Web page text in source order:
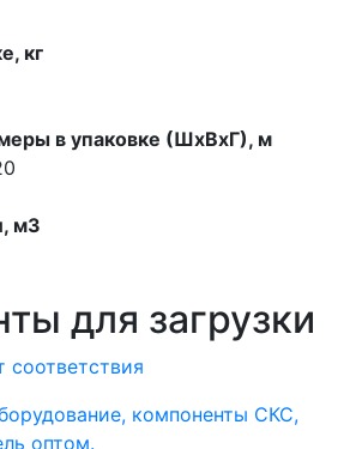
кг
в упаковке (ШхВхГ), м
м3
для загрузки
соответствия